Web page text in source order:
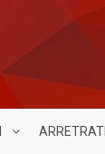
ARRETRATI